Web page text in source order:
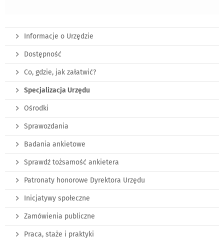
Informacje o Urzędzie
Dostępność
Co, gdzie, jak załatwić?
Specjalizacja Urzędu
Ośrodki
Sprawozdania
Badania ankietowe
Sprawdź tożsamość ankietera
Patronaty honorowe Dyrektora Urzędu
Inicjatywy społeczne
Zamówienia publiczne
Praca, staże i praktyki